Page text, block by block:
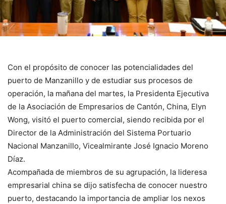
Con el propósito de conocer las potencialidades del
puerto de Manzanillo y de estudiar sus procesos de
operación, la mañana del martes, la Presidenta Ejecutiva
de la Asociación de Empresarios de Cantón, China, Elyn
Wong, visitó el puerto comercial, siendo recibida por el
Director de la Administración del Sistema Portuario
Nacional Manzanillo, Vicealmirante José Ignacio Moreno
Díaz.
Acompañada de miembros de su agrupación, la lideresa
empresarial china se dijo satisfecha de conocer nuestro
puerto, destacando la importancia de ampliar los nexos